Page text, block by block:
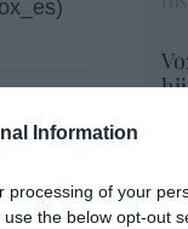
Information
processing of your
the below opt-out
el